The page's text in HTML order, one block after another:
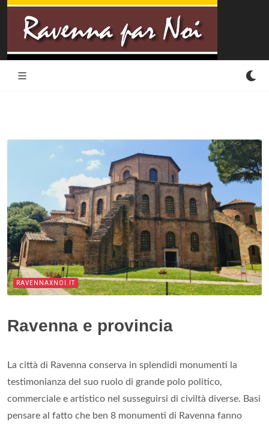
RAVENNAXNOI.IT
Ravenna e provincia
La città di Ravenna conserva in splendidi monumenti la
testimonianza del suo ruolo di grande polo politico,
commerciale e artistico nel susseguirsi di civiltà diverse. Basi
pensare al fatto che ben 8 monumenti di Ravenna fanno